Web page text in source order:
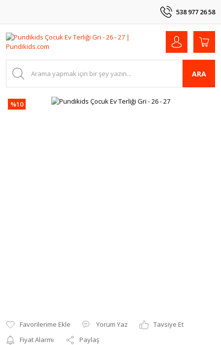
538 977 26 58
ARA
%10
Yorum Yaz
Tavsiye Et
Fiyat Alarmı
Paylaş